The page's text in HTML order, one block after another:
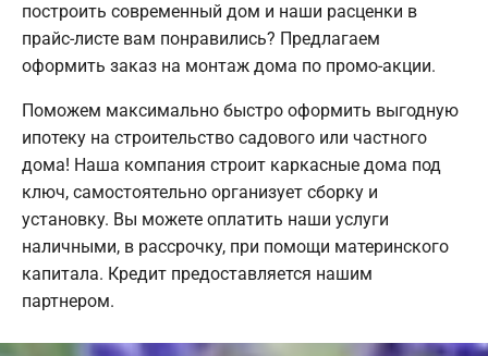
построить современный дом и наши расценки в
прайс-листе вам понравились? Предлагаем
оформить заказ на монтаж дома по промо-акции.
Поможем максимально быстро оформить выгодную
ипотеку на строительство садового или частного
дома! Наша компания строит каркасные дома под
ключ, самостоятельно организует сборку и
установку. Вы можете оплатить наши услуги
наличными, в рассрочку, при помощи материнского
капитала. Кредит предоставляется нашим
партнером.